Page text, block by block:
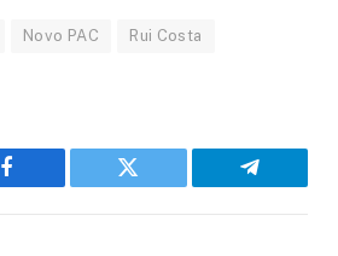
Novo PAC Rui Costa
Facebook Twitter Telegram